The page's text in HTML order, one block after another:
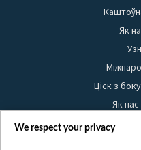
Як
Ціск з
Як
Правілы
We respect your privacy